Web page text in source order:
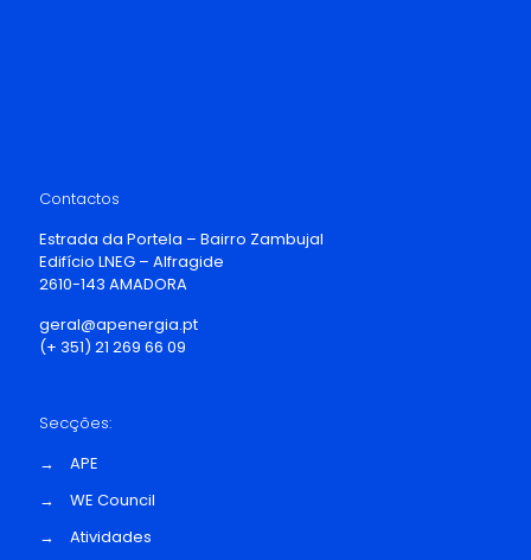
Contactos
Estrada da Portela – Bairro Zambujal
Edifício LNEG – Alfragide
2610-143 AMADORA
geral@apenergia.pt
(+ 351) 21 269 66 09
Secções:
→
APE
→
WE Council
→
Atividades